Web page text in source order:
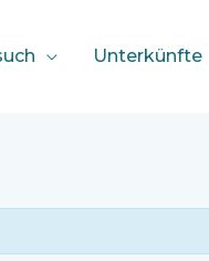
Unterkünfte